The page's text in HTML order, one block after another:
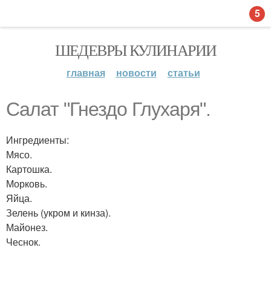
ШЕДЕВРЫ КУЛИНАРИИ
главная новости статьи
Салат "Гнездо Глухаря".
Ингредиенты:
Мясо.
Картошка.
Морковь.
Яйца.
Зелень (укром и кинза).
Майонез.
Чеснок.
5